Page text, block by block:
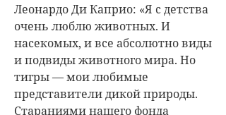
Леонардо Ди Каприо: «Я с детства
очень люблю животных. И
насекомых, и все абсолютно виды
и подвиды животного мира. Но
тигры — мои любимые
представители дикой природы.
Стараниями нашего фонда